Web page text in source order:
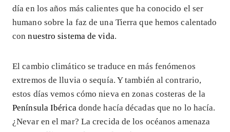
día en los años más calientes que ha conocido el ser
humano sobre la faz de una Tierra que hemos calentado
connuestro sistema de vida.
El cambio climático se traduce en más fenómenos
extremos de lluvia o sequía. Y también al contrario,
estos días vemos cómo nieva en zonas costeras de la
Península Ibérica donde hacía décadas que no lo hacía.
¿Nevar en el mar? La crecida de los océanos amenaza